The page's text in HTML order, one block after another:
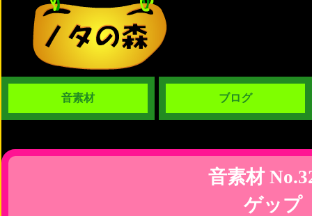
音素材 ブログ
音素材
ゲップ